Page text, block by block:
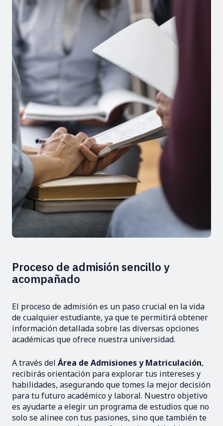
Proceso de admisión sencillo y
acompañado
El proceso de admisión es un paso crucial en la vida
de cualquier estudiante, ya que te permitirá obtener
información detallada sobre las diversas opciones
académicas que ofrece nuestra universidad.
A través del Área de Admisiones y Matriculación,
recibirás orientación para explorar tus intereses y
habilidades, asegurando que tomes la mejor decisión
para tu futuro académico y laboral. Nuestro objetivo
es ayudarte a elegir un programa de estudios que no
solo se alinee con tus pasiones, sino que también te